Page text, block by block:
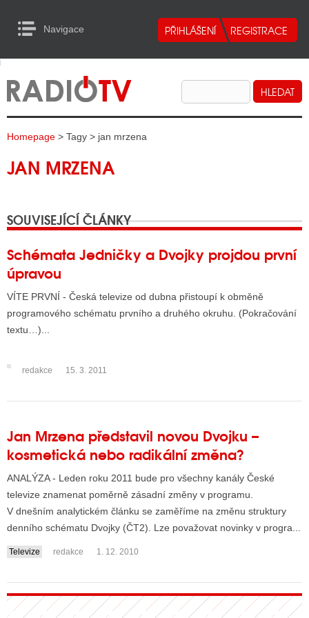
Navigace
RADIA
TELEVIZE
INTERNET
TISK
RADIA
RÁDIÍ
VYSÍLAČE
INTERNET
STRÁNKY RÁDIÍ
TISK
to Content
Homepage > Tagy > jan mrzena
JAN MRZENA
SOUVISEJÍCÍ ČLÁNKY
Schémata Jedničky a Dvojky projdou první
úpravou
VÍTE PRVNÍ - Česká televize od dubna přistoupí k obměně
programového schématu prvního a druhého okruhu. (Pokračování
textu…)...
redakce 15. 3. 2011
Jan Mrzena představil novou Dvojku –
kosmetická nebo radikální změna?
ANALÝZA - Leden roku 2011 bude pro všechny kanály České
televize znamenat poměrně zásadní změny v programu.
V dnešním analytickém článku se zaměříme na změnu struktury
denního schématu Dvojky (ČT2). Lze považovat novinky v progra...
Televize redakce 1. 12. 2010